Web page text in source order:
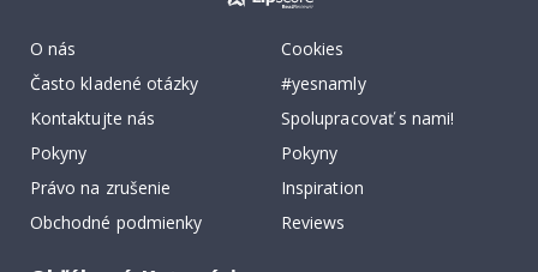
O nás
Často kladené otázky
Kontaktujte nás
Pokyny
Právo na zrušenie
Obchodné podmienky
Cookies
#yesnamly
Spolupracovať s nami!
Pokyny
Inspiration
Reviews